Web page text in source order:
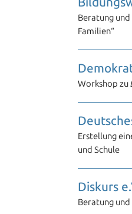
Beratung
Familien“
Workshop zu
Erstellung
und Schule
Diskurs
Beratung